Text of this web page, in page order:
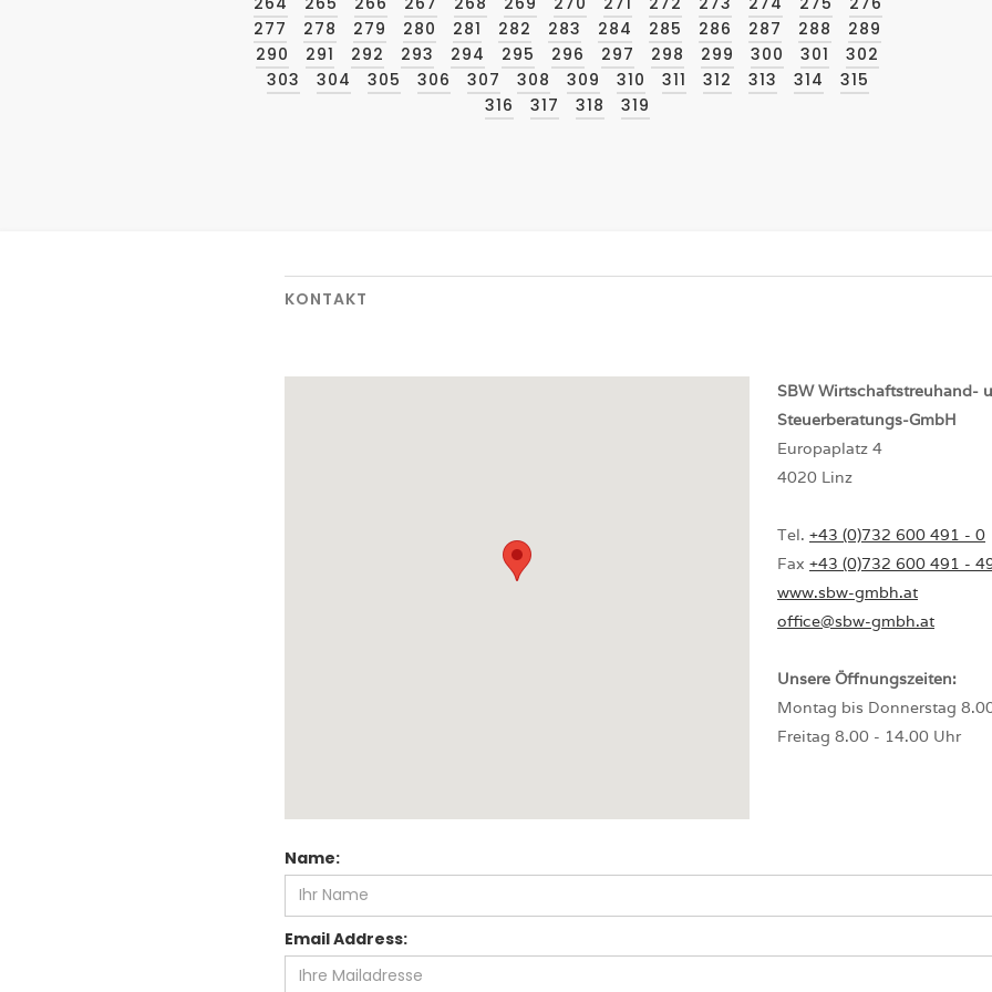
277
278 279 280 281 282 283 284 285 286 287 288
289
290
291 292 293 294 295 296 297 298 299 300 301
302
303
304 305 306 307 308 309 310 311 312 313 314
315
316
317 318 319
KONTAKT
SBWWirtschaftstreuhand-
Steuerberatungs-GmbH
Europaplatz 4
4020 Linz
Tel. +43 (0)732 600 491 - 0
Fax +43 (0)732 600 491 -
www.sbw-gmbh.at
office@sbw-gmbh.at
Unsere Öffnungszeiten:
Montag bis Donnerstag
Freitag 8.00 - 14.00 Uhr
Name:
Email Address: